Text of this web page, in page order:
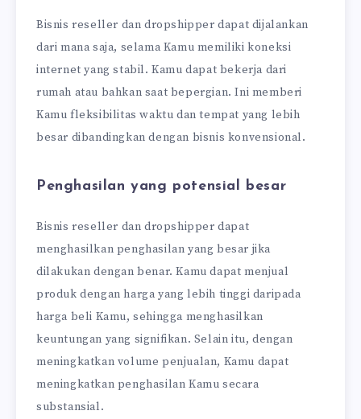
Bisnis reseller dan dropshipper dapat dijalankan
dari mana saja, selama Kamu memiliki koneksi
internet yang stabil. Kamu dapat bekerja dari
rumah atau bahkan saat bepergian. Ini memberi
Kamu fleksibilitas waktu dan tempat yang lebih
besar dibandingkan dengan bisnis konvensional.
Penghasilan yang potensial besar
Bisnis reseller dan dropshipper dapat
menghasilkan penghasilan yang besar jika
dilakukan dengan benar. Kamu dapat menjual
produk dengan harga yang lebih tinggi daripada
harga beli Kamu, sehingga menghasilkan
keuntungan yang signifikan. Selain itu, dengan
meningkatkan volume penjualan, Kamu dapat
meningkatkan penghasilan Kamu secara
substansial.